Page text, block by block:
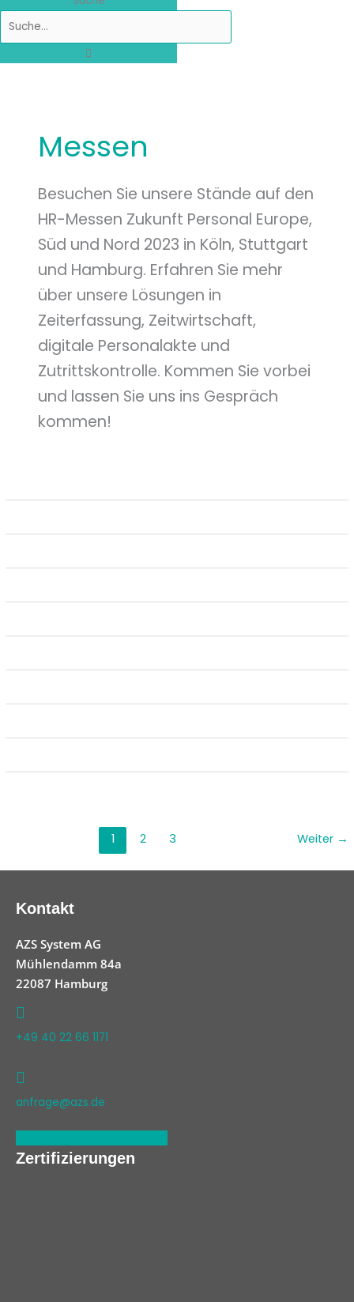
Messen
Besuchen Sie unsere Stände auf den
HR-Messen Zukunft Personal Europe,
Süd und Nord 2023 in Köln, Stuttgart
und Hamburg. Erfahren Sie mehr
über unsere Lösungen in
Zeiterfassung, Zeitwirtschaft,
digitale Personalakte und
Zutrittskontrolle. Kommen Sie vorbei
und lassen Sie uns ins Gespräch
kommen!
1 2 3 Weiter →
Kontakt
AZS System AG
Mühlendamm 84a
22087 Hamburg
+49 40 22 66 1171
anfrage@azs.de
Zertifizierungen